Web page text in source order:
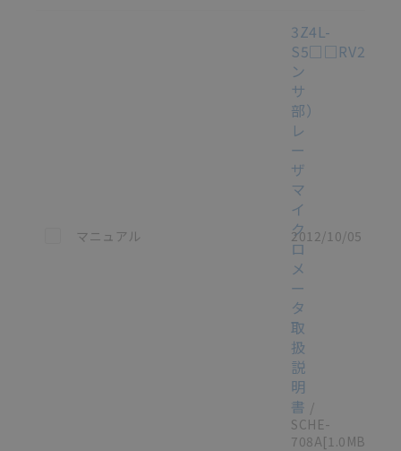
この資料を選択
マニュアル
3Z4L-
S5□□RV2（セ
ン
サ
部）
レ
ー
ザ
マ
イ
ク
ロ
メ
ー
タ
取
扱
説
明
書 /
SCHE-
708A[1.0MB]
2012/10/05